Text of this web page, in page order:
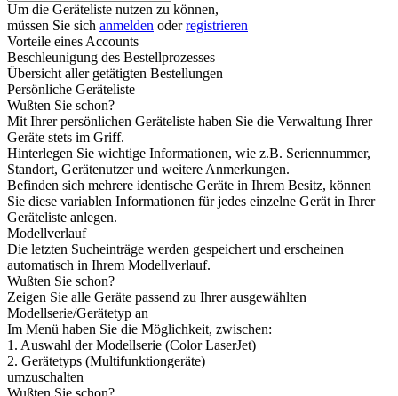
Um die Geräteliste nutzen zu können,
müssen Sie sich anmelden oderregistrieren
Vorteile eines Accounts
Beschleunigung des Bestellprozesses
Übersicht aller getätigten Bestellungen
Persönliche Geräteliste
Wußten Sie schon?
Mit Ihrer persönlichen Geräteliste haben Sie die Verwaltung Ihrer
Geräte stets im Griff.
Hinterlegen Sie wichtige Informationen, wie z.B. Seriennummer,
Standort, Gerätenutzer und weitere Anmerkungen.
Befinden sich mehrere identische Geräte in Ihrem Besitz, können
Sie diese variablen Informationen für jedes einzelne Gerät in Ihrer
Geräteliste anlegen.
Modellverlauf
Die letzten Sucheinträge werden gespeichert und erscheinen
automatisch in Ihrem Modellverlauf.
Wußten Sie schon?
Zeigen Sie alle Geräte passend zu Ihrer ausgewählten
Modellserie/Gerätetyp an
Im Menü haben Sie die Möglichkeit, zwischen:
1. Auswahl der Modellserie (Color LaserJet)
2. Gerätetyps (Multifunktiongeräte)
umzuschalten
Wußten Sie schon?